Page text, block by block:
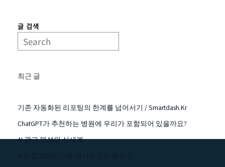
터
대
글 검색
최근 글
기존 자동화된 리포팅의 한계를 넘어서기 / Smartdash.kr
ChatGPT가 추천하는 병원에 우리가 포함되어 있을까요?
AI 광고 분석의 신세계